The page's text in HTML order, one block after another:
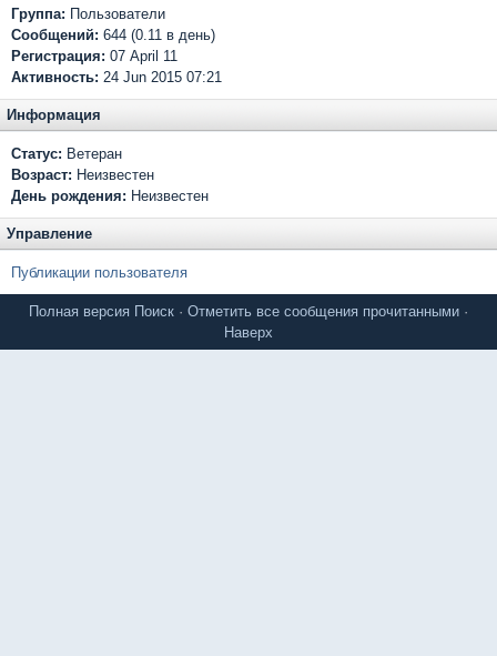
Группа: Пользователи
Сообщений: 644 (0.11 в день)
Регистрация: 07 April 11
Активность: 24 Jun 2015 07:21
Информация
Статус: Ветеран
Возраст: Неизвестен
День рождения: Неизвестен
Управление
Публикации пользователя
Полная версия Поиск · Отметить все сообщения прочитанными ·
Наверх